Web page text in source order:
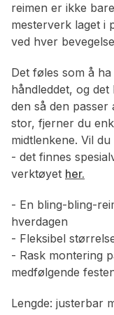
reimen er ikke
mesterverk laget i
ved hver
Det føles som å
håndleddet, og
den så den
stor, fjerner du
midtlenkene. Vil
- det finnes
verktøyet her.
- En bling-bling-
hverdagen
- Fleksibel
- Rask montering
medfølgende
Lengde: justerbar